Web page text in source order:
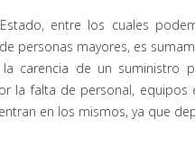
entre los cuales
personas mayores, es
carencia de un suministro
la falta de personal, equipos
en los mismos, ya que